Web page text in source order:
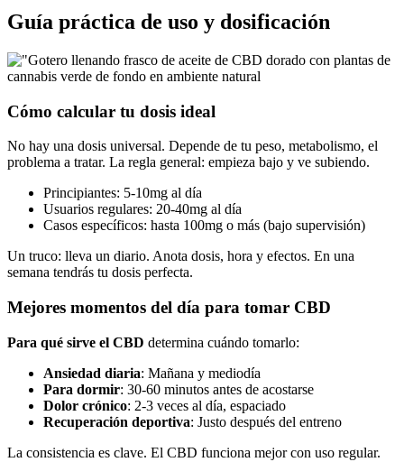
Guía práctica de uso y dosificación
Cómo calcular tu dosis ideal
No hay una dosis universal. Depende de tu peso, metabolismo, el
problema a tratar. La regla general: empieza bajo y ve subiendo.
Principiantes: 5-10mg al día
Usuarios regulares: 20-40mg al día
Casos específicos: hasta 100mg o más (bajo supervisión)
Un truco: lleva un diario. Anota dosis, hora y efectos. En una
semana tendrás tu dosis perfecta.
Mejores momentos del día para tomar CBD
Para qué sirve el CBD determina cuándo tomarlo:
Ansiedad diaria: Mañana y mediodía
Para dormir: 30-60 minutos antes de acostarse
Dolor crónico: 2-3 veces al día, espaciado
Recuperación deportiva: Justo después del entreno
La consistencia es clave. El CBD funciona mejor con uso regular.